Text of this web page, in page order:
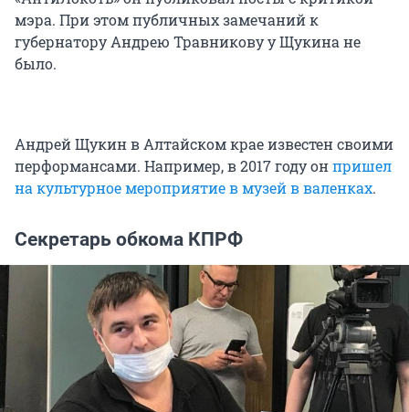
мэра. При этом публичных замечаний к
губернатору Андрею Травникову у Щукина не
было.
Андрей Щукин в Алтайском крае известен своими
перформансами. Например, в 2017 году онпришел
на культурное мероприятие в музей в валенках.
Секретарь обкома КПРФ